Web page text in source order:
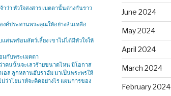
ว่า หัวใจสงสาร เมตตานั้นต่างกันราว
งค์ประทานพระคุณให้อย่างล้นเหลือ
สนพร้อมสัตว์เลี้ยง เขาไม่ได้มีหัวใจให้
มกับพระเมตตา
าคนนั้นจะเลวร้ายขนาดไหน มีโอกาส
อล ลูกหลานอับราฮัม มาเป็นพระพรให้
ว่าโยนาห์จะคิดอย่างไร แผนการของ
June 2024
May 2024
April 2024
March 2024
February 2024